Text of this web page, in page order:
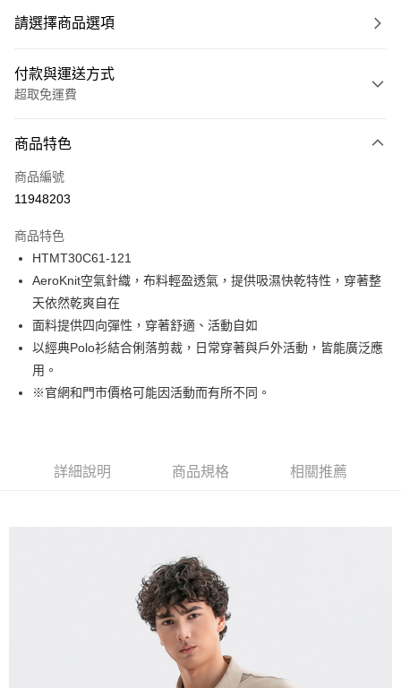
請選擇商品選項
付款與運送方式
超取免運費
信用卡一次付款
LINE Pay
街口支付
悠遊付
Google Pay
貨到付款
運送方式
每筆NT$130，滿NT$1,000(含以上)免運費
商品特色
商品編號
11948203
商品特色
HTMT30C61-121
AeroKnit空氣針織，布料輕盈透氣，提供吸濕快乾特性，穿著整
天依然乾爽自在
面料提供四向彈性，穿著舒適、活動自如
以經典Polo衫結合俐落剪裁，日常穿著與戶外活動，皆能廣泛應
用。
※官網和門市價格可能因活動而有所不同。
詳細說明 商品規格 相關推薦